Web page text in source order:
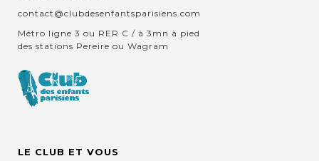
contact@clubdesenfantsparisiens.com
Métro ligne 3 ou RER C / à 3mn à pied
des stations Pereire ou Wagram
LE CLUB ET VOUS